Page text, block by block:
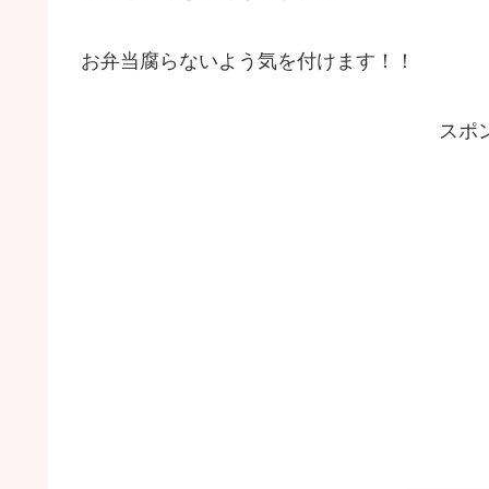
お弁当腐らないよう気を付けます！！
スポ